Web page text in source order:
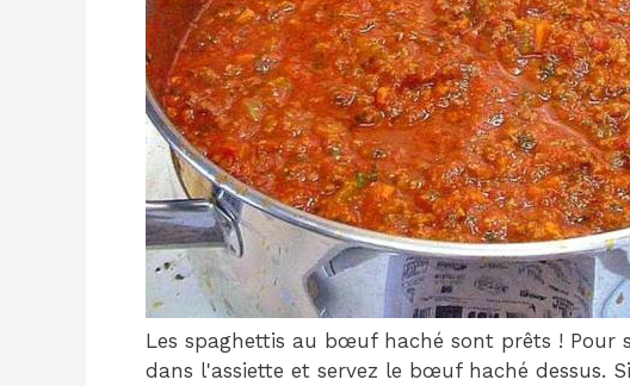
Les spaghettis au bœuf haché sont prêts ! Pour
dans l'assiette et servez le bœuf haché dessus.